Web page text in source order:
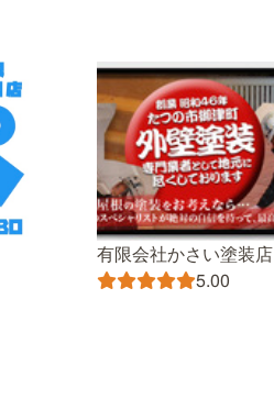
有限会社かさい塗装店
5.00